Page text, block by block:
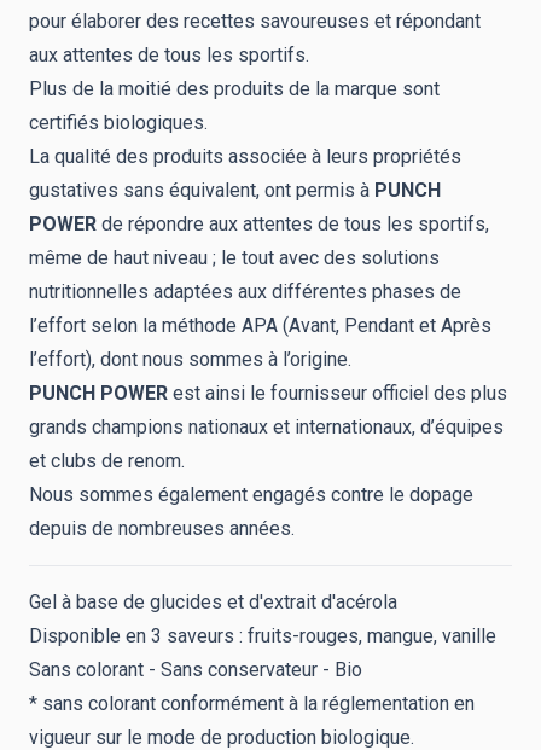
pour élaborer des recettes savoureuses et répondant
aux attentes de tous les sportifs.
Plus de la moitié des produits de la marque sont
certifiés biologiques.
La qualité des produits associée à leurs propriétés
gustatives sans équivalent, ont permis à PUNCH
POWER de répondre aux attentes de tous les sportifs,
même de haut niveau ; le tout avec des solutions
nutritionnelles adaptées aux différentes phases de
l’effort selon la méthode APA (Avant, Pendant et Après
l’effort), dont nous sommes à l’origine.
PUNCH POWER est ainsi le fournisseur officiel des plus
grands champions nationaux et internationaux, d’équipes
et clubs de renom.
Nous sommes également engagés contre le dopage
depuis de nombreuses années.
Gel à base de glucides et d'extrait d'acérola
Disponible en 3 saveurs : fruits-rouges, mangue, vanille
Sans colorant - Sans conservateur - Bio
* sans colorant conformément à la réglementation en
vigueur sur le mode de production biologique.